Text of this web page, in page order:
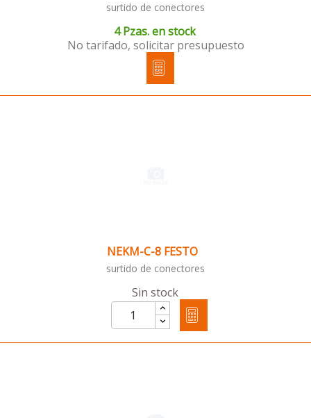
surtido de conectores
4 Pzas. en stock
No tarifado, solicitar presupuesto
NEKM-C-8 FESTO
surtido de conectores
Sin stock